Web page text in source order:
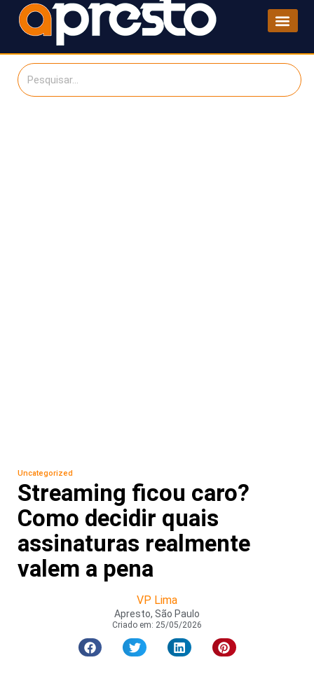
Uncategorized
Streaming ficou caro?
Como decidir quais
assinaturas realmente
valem a pena
VP Lima
Apresto, São Paulo
Criado em: 25/05/2026